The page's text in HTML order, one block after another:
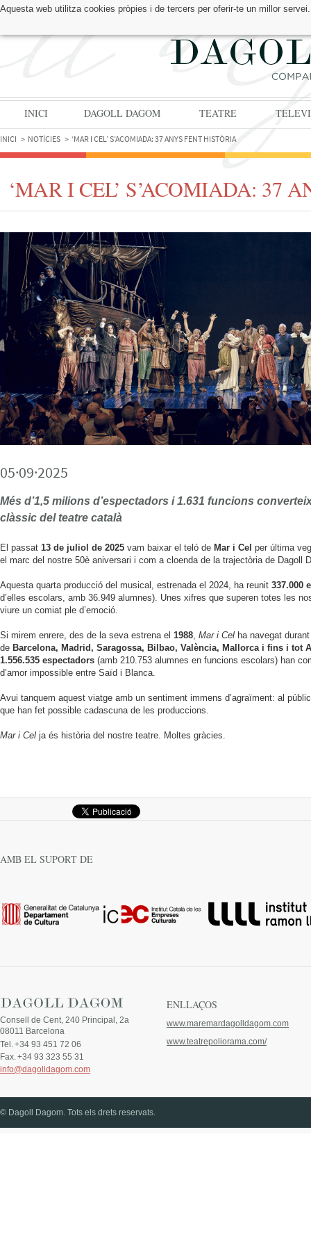
Aquesta web utilitza cookies pròpies i de tercers per oferir-te un millor
TROBA'NS A:
INICI DAGOLL DAGOM TEATRE
INICI NOTÍCIES ‘MAR I CEL’ S’ACOMIADA: 37 ANYS FENT HISTÒRIA
‘MAR I CEL’ S’ACOMIADA: 37
05·09·2025
Més d’1,5 milions d’espectadors i 1.631 funcions
clàssic del teatre català
El passat 13 de juliol de 2025 vam baixar el teló de Mar i Cel per última
el marc del nostre 50è aniversari i com a cloenda de la trajectòria de Dagoll
Aquesta quarta producció del musical, estrenada el 2024, ha reunit 337.000
d’elles escolars, amb 36.949 alumnes). Unes xifres que superen totes les
viure un comiat ple d’emoció.
Si mirem enrere, des de la seva estrena el 1988, Mar i Cel ha navegat
de Barcelona, Madrid, Saragossa, Bilbao, València, Mallorca i fins i tot
1.556.535 espectadors (amb 210.753 alumnes en funcions escolars) han
d’amor impossible entre Saïd i Blanca.
Avui tanquem aquest viatge amb un sentiment immens d’agraïment: al
que han fet possible cadascuna de les produccions.
Mar i Cel ja és història del nostre teatre. Moltes gràcies.
AMB EL SUPORT DE
Consell de Cent, 240 Principal, 2a
08011 Barcelona
Tel. +34 93 451 72 06
Fax. +34 93 323 55 31
info@dagolldagom.com
ENLLAÇOS
www.maremardagolldagom.com
www.teatrepoliorama.com/
© Dagoll Dagom. Tots els drets reservats.